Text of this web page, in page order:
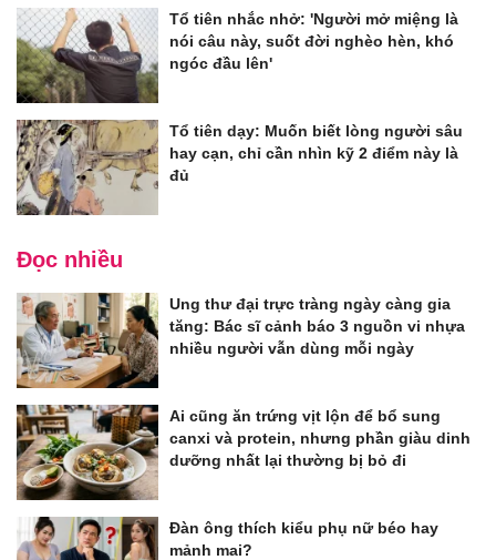
Tổ tiên nhắc nhở: 'Người mở miệng là
nói câu này, suốt đời nghèo hèn, khó
ngóc đầu lên'
Tổ tiên dạy: Muốn biết lòng người sâu
hay cạn, chỉ cần nhìn kỹ 2 điểm này là
đủ
Đọc nhiều
Ung thư đại trực tràng ngày càng gia
tăng: Bác sĩ cảnh báo 3 nguồn vi nhựa
nhiều người vẫn dùng mỗi ngày
Ai cũng ăn trứng vịt lộn để bổ sung
canxi và protein, nhưng phần giàu dinh
dưỡng nhất lại thường bị bỏ đi
Đàn ông thích kiểu phụ nữ béo hay
mảnh mai?